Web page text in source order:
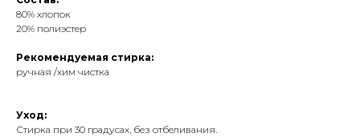
80% хлопок
20% полиэстер
Рекомендуемая стирка:
ручная /хим чистка
Уход:
Стирка при 30 градусах, без отбеливания.